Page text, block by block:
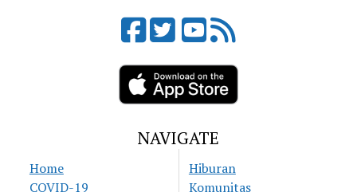
NAVIGATE
Home
COVID-19
Hiburan
Komunitas